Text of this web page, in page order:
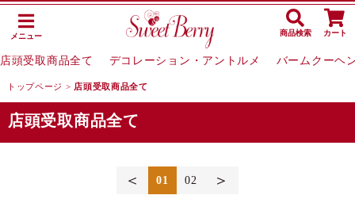
メニュー 商品検索 カート
店頭受取商品全て デコレーション・アントルメ バームクーヘ
トップページ > 店頭受取商品全て
店頭受取商品全て
＜ 01 02 ＞